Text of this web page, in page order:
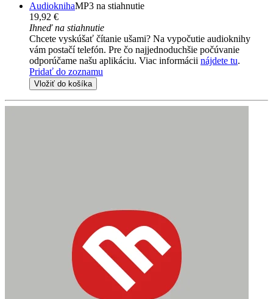
AudioknihaMP3 na stiahnutie
19,92 €
Ihneď na stiahnutie
Chcete vyskúšať čítanie ušami? Na vypočutie audioknihy
vám postačí telefón. Pre čo najjednoduchšie počúvanie
odporúčame našu aplikáciu. Viac informácii nájdete tu.
Pridať do zoznamu
Vložiť do košíka